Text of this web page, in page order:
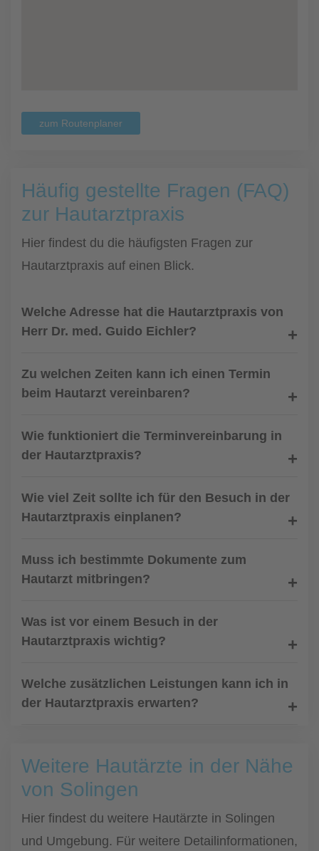
zum Routenplaner
Häufig gestellte Fragen (FAQ)
zur Hautarztpraxis
Hier findest du die häufigsten Fragen zur
Hautarztpraxis auf einen Blick.
Welche Adresse hat die Hautarztpraxis von
Herr Dr. med. Guido Eichler?
Zu welchen Zeiten kann ich einen Termin
beim Hautarzt vereinbaren?
Wie funktioniert die Terminvereinbarung in
der Hautarztpraxis?
Wie viel Zeit sollte ich für den Besuch in der
Hautarztpraxis einplanen?
Muss ich bestimmte Dokumente zum
Hautarzt mitbringen?
Was ist vor einem Besuch in der
Hautarztpraxis wichtig?
Welche zusätzlichen Leistungen kann ich in
der Hautarztpraxis erwarten?
Weitere Hautärzte in der Nähe
von Solingen
Hier findest du weitere Hautärzte in Solingen
und Umgebung. Für weitere Detailinformationen,